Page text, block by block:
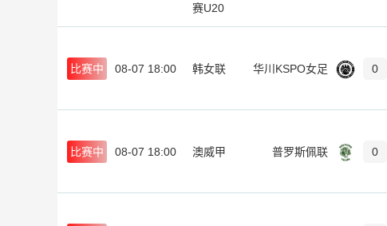
赛U20
比赛中 08-07 18:00 韩女联 华川KSPO女足 0
比赛中 08-07 18:00 澳威甲 普罗斯佩联 0